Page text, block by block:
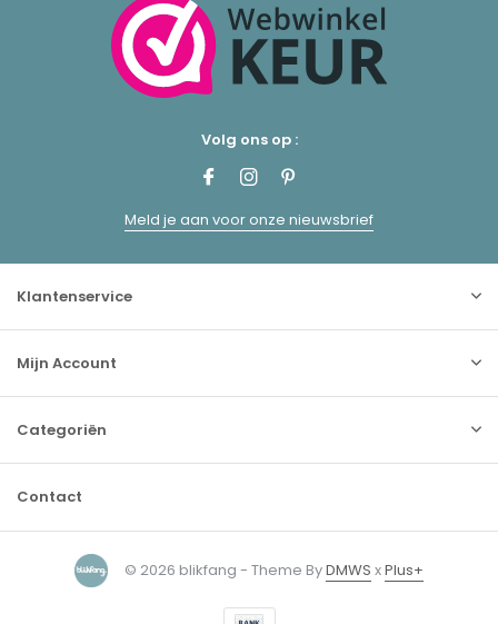
Volg ons op :
Meld je aan voor onze nieuwsbrief
Klantenservice
Mijn Account
Categoriën
Contact
© 2026 blikfang - Theme ByDMWS xPlus+